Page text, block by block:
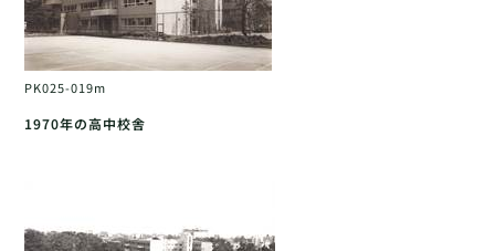
PK025-019m
1970年の高中校舎